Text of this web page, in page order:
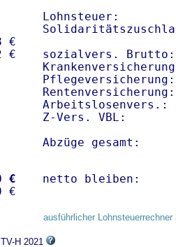
€
Lohnsteuer:
sozialvers.
Z-Vers. VBL:
Abzüge gesamt:
€
netto
ausführlicher
H 2021